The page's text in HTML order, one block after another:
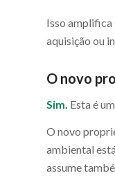
Isso amplifica
aquisição ou
O novo
Sim. Esta é
O novo
ambiental
assume